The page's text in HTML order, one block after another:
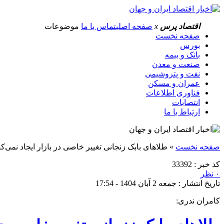
اقتصاد پرس x صفحه اصلیتماس با ما موضوعات
صفحه نخست
بورس
بانک و بیمه
صنعت و معدن
نفت و پتروشیمی
عمران و مسکن
فناوری اطلاعات
انتصابات
ارتباط با ما
صفحه نخست » طلا‌های بابک زنجانی تغییر خاصی در بازار ایجاد
کد خبر : 33392
۰ نظر
تاریخ انتشار : جمعه 2 آبان 1404 - 17:54
کامران ندری: